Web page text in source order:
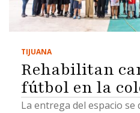
TIJUANA
Rehabilitan
fútbol en la
La entrega del espacio se